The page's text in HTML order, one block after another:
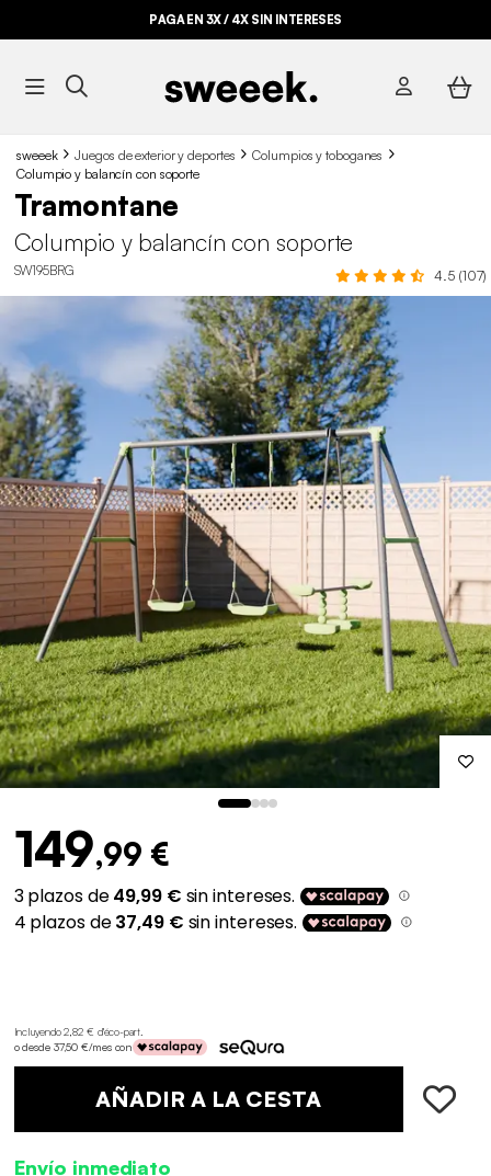
PAGA EN 3X / 4X SIN INTERESES
sweeek Juegos de exterior y deportes
Columpios y toboganes
Columpio y balancín con soporte
Tramontane
Columpio y balancín con soporte
SW195BRG 4.5 (107)
149,99 €
Incluyendo 2,82 € d'éco-part.
o desde 37,50 €/mes con
AÑADIR A LA CESTA
Envío inmediato